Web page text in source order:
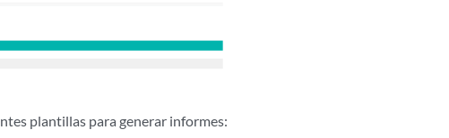
plantillas para generar informes: